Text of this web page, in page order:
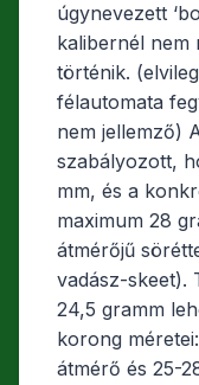
úgynevezett
kalibernél nem
történik.
félautomata
nem jellemző)
szabályozott,
mm, és a
maximum 28
átmérőjű
vadász-skeet).
24,5 gramm
korong
átmérő és 25-